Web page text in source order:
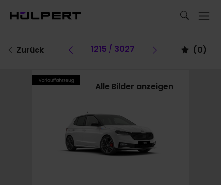
Zurück Vorheriges Fahrzeug
1215 / 3027 Vorheriges
(0)
Alle Bilder anzeigen